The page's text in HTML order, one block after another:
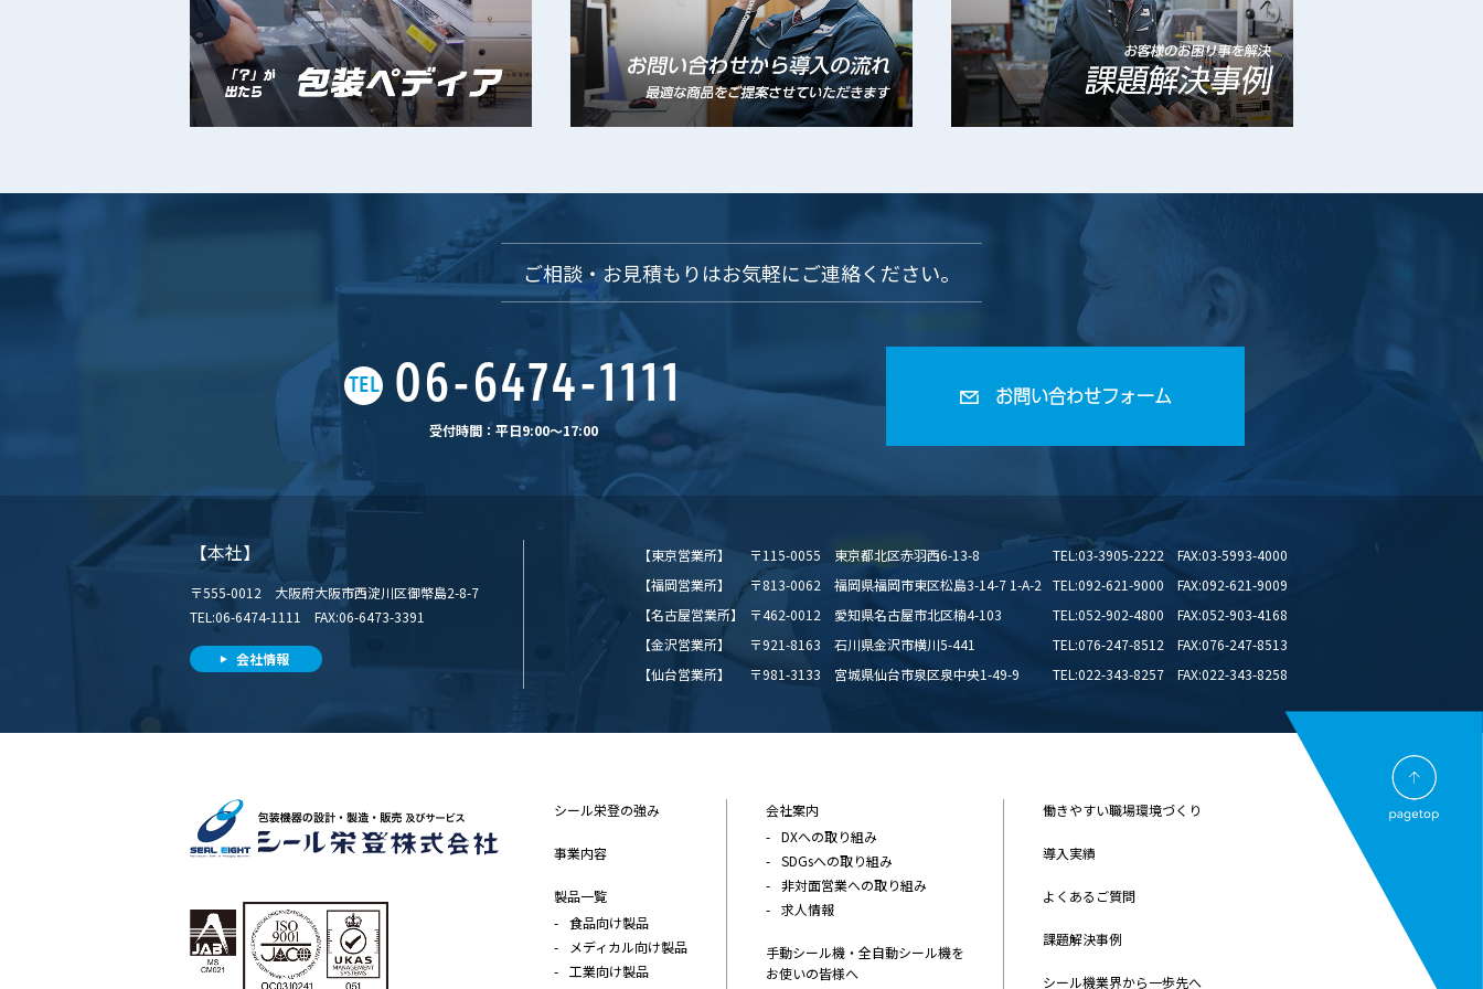
ご相談・お見積もりはお気軽にご連絡ください。
TEL 06-6474-1111
受付時間：平日9:00〜17:00
お問い合わせフォーム
【本社】
〒555-0012 大阪府大阪市西淀川区御幣島2-8-7
TEL:06-6474-1111 FAX:06-6473-3391
会社情報
【東京営業所】 〒115-0055 東京都北区赤羽西6-13-8
TEL:03-3905-2222 FAX:03-5993-4000
【福岡営業所】
〒813-0062 福岡県福岡市東区松島3-14-7 1-A-2 TEL:092-621-9000 FAX:092-621-9009
【名古屋営業所】
〒462-0012 愛知県名古屋市北区楠4-103
TEL:052-902-4800 FAX:052-903-4168
【金沢営業所】
〒921-8163 石川県金沢市横川5-441
TEL:076-247-8512 FAX:076-247-8513
【仙台営業所】
〒981-3133 宮城県仙台市泉区泉中央1-49-9 TEL:022-343-8257 FAX:022-343-8258
シール栄登の強み
事業内容
製品一覧
食品向け製品
メディカル向け製品
工業向け製品
会社案内
DXへの取り組み
SDGsへの取り組み
非対面営業への取り組み
求人情報
手動シール機・全自動シール機を
お使いの皆様へ
働きやすい職場環境づくり
導入実績
よくあるご質問
課題解決事例
シール機業界から一歩先へ